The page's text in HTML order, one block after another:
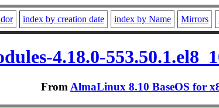
index by creation date index by Name Mirrors
4.18.0-
From AlmaLinux 8.10 BaseOS for